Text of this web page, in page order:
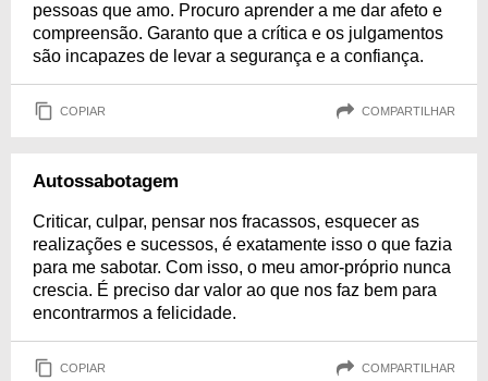
pessoas que amo. Procuro aprender a me dar afeto e
compreensão. Garanto que a crítica e os julgamentos
são incapazes de levar a segurança e a confiança.
COPIAR COMPARTILHAR
Autossabotagem
Criticar, culpar, pensar nos fracassos, esquecer as
realizações e sucessos, é exatamente isso o que fazia
para me sabotar. Com isso, o meu amor-próprio nunca
crescia. É preciso dar valor ao que nos faz bem para
encontrarmos a felicidade.
COPIAR COMPARTILHAR